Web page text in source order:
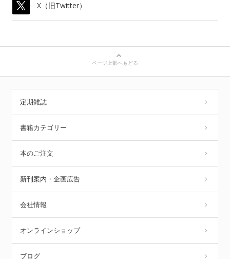
X（旧Twitter）
ページ上部へもどる
定期雑誌
書籍カテゴリー
本のご注文
新刊案内・企画広告
会社情報
オンラインショップ
ブログ